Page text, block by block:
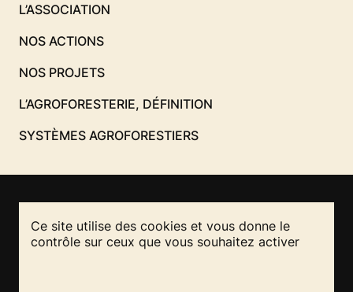
L’ASSOCIATION
NOS ACTIONS
NOS PROJETS
L’AGROFORESTERIE, DÉFINITION
SYSTÈMES AGROFORESTIERS
NOUS CONTACTER
Ce site utilise des cookies et vous donne le
contrôle sur ceux que vous souhaitez activer